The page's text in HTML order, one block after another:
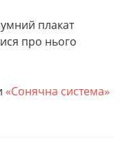
плакат
про нього
«Сонячна система»